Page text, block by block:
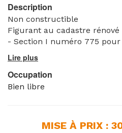
Description
Non constructible
Figurant au cadastre
- Section I numéro 775 pour
VISITE LIBRE
Occupation
Bien libre
MISE À PRIX :